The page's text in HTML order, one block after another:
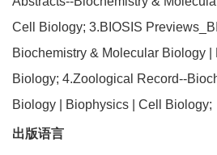
Cell Biology; 3.BIOSIS
Biochemistry & Molecular Biology |
Biology; 4.Zoological Record--
Biology | Biophysics | Cell Biology;
出版语言